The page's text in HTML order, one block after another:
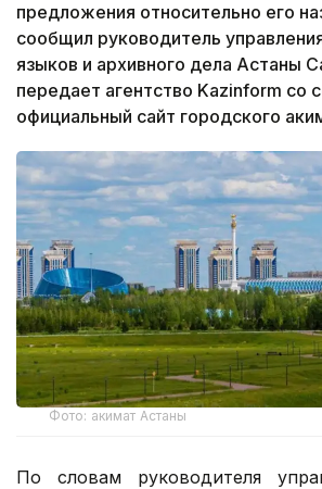
предложения относительно его
сообщил руководитель
языков и архивного дела Астаны
передает агентство Kazinform со
официальный сайт городского
Фото: акимат Астаны
По словам руководителя